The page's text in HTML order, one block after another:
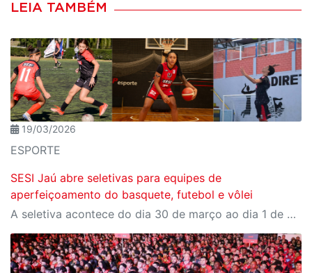
LEIA TAMBÉM
19/03/2026
ESPORTE
SESI Jaú abre seletivas para equipes de
aperfeiçoamento do basquete, futebol e vôlei
A seletiva acontece do dia 30 de março ao dia 1 de abril; inscrições abertas